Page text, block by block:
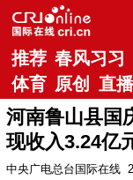
推荐 春风习习
体育 原创 直
河南鲁山县国
现收入3.24亿
中央广电总台国际在线